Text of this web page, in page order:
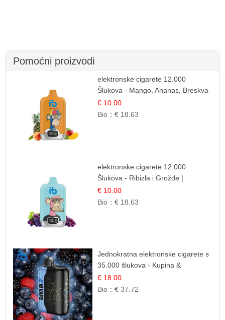
Pomoćni proizvodi
elektronske cigarete 12.000
Šlukova - Mango, Ananas, Breskva
| Tropska Voćna Mješavina
€ 10.00
Bio：€ 18.63
elektronske cigarete 12.000
Šlukova - Ribizla i Grožđe |
Elegantna Voćna Kombinacija
€ 10.00
Bio：€ 18.63
Jednokratna elektronske cigarete s
35.000 šlukova - Kupina &
Borovnica | Intenzivna Mješavina
Šumskog Voća
€ 18.00
Bio：€ 37.72